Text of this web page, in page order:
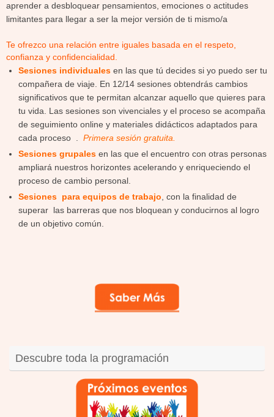
aprender a desbloquear pensamientos, emociones o actitudes
limitantes para llegar a ser la mejor versión de ti mismo/a
Te ofrezco una relación entre iguales basada en el respeto,
confianza y confidencialidad.
Sesiones individualesen las que tú decides si yo puedo ser tu
compañera de viaje. En 12/14 sesiones obtendrás cambios
significativos que te permitan alcanzar aquello que quieres para
tu vida. Las sesiones son vivenciales y el proceso se acompaña
de seguimiento online y materiales didácticos adaptados para
cada proceso .
Primera sesión gratuita
Sesiones grupalesen las que el encuentro con otras personas
ampliará nuestros horizontes acelerando y enriqueciendo el
proceso de cambio personal.
Sesiones para equipos de trabajo , con la finalidad de
superar las barreras que nos bloquean y conducirnos al logro
de un objetivo común.
Descubre toda la programación